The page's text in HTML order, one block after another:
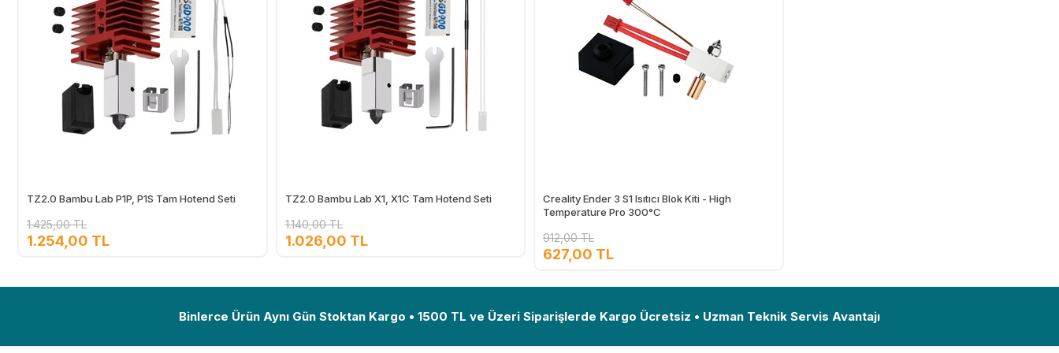
TZ2.0 Bambu Lab P1P, P1S Tam Hotend Seti
1.425,00 TL
1.254,00 TL
TZ2.0 Bambu Lab X1, X1C Tam Hotend Seti
1.140,00 TL
1.026,00 TL
Creality Ender 3 S1 Isıtıcı Blok Kiti - High
Temperature Pro 300°C
912,00 TL
627,00 TL
Binlerce Ürün Aynı Gün Stoktan Kargo • 1500 TL ve Üzeri Siparişlerde Kargo Ücretsiz • Uzman Teknik Servis Avantajı